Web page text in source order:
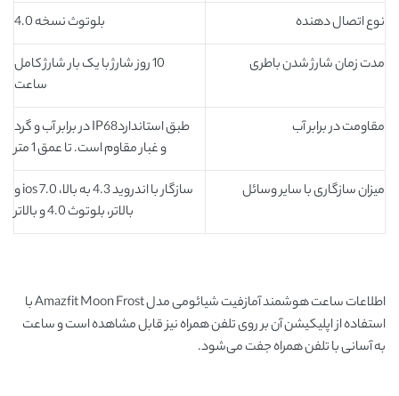
نوع اتصال دهنده بلوتوث نسخه 4.0
مدت زمان شارژ شدن باطری
10 روز شارژ با یک بار شارژ کامل
ساعت
مقاومت در برابر آب
طبق استانداردIP68 در برابر آب و گرد
و غبار مقاوم است. تا عمق 1 متر
میزان سازگاری با سایر وسائل
سازگار با اندروید 4.3 به بالا، ios 7.0 و
بالاتر، بلوتوث 4.0 و بالاتر
اطلاعات ساعت هوشمند آمازفیت شیائومی مدل Amazfit Moon Frost با
استفاده از اپلیکیشن آن بر روی تلفن همراه نیز قابل مشاهده است و ساعت
به آسانی با تلفن همراه جفت می‌شود.